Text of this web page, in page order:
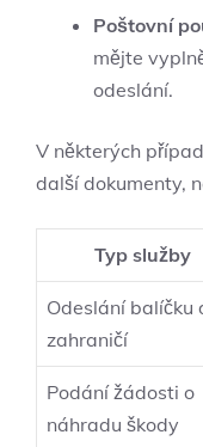
Poštovní
mějte
odeslání.
V některých
další dokumenty,
Typ služby
Odeslání balíčku
zahraničí
Podání žádosti o
náhradu škody